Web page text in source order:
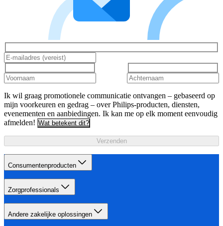
Ik wil graag promotionele communicatie ontvangen – gebaseerd op
mijn voorkeuren en gedrag – over Philips-producten, diensten,
evenementen en aanbiedingen. Ik kan me op elk moment eenvoudig
afmelden! Wat betekent dit?
Verzenden
Consumentenproducten
Zorgprofessionals
Andere zakelijke oplossingen